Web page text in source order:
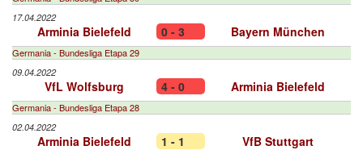
17.04.2022
Arminia Bielefeld 0 - 3 Bayern München
Germania - Bundesliga Etapa 29
09.04.2022
VfL Wolfsburg 4 - 0 Arminia Bielefeld
Germania - Bundesliga Etapa 28
02.04.2022
Arminia Bielefeld 1 - 1 VfB Stuttgart